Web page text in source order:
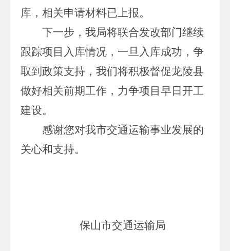
库，相关申请材料已上报。
下一步，我局将联合发改部门继续
跟踪项目入库情况，一旦入库成功，争
取到政策支持，我们将积极督促龙陵县
做好相关前期工作，力争项目早日开工
建设。
感谢您对我市交通运输事业发展的
关心和支持。
保山市交通运输局